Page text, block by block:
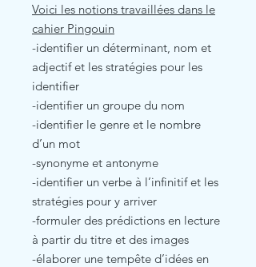
Voici les notions travaillées dans le
cahier Pingouin
-identifier un déterminant, nom et
adjectif et les stratégies pour les
identifier
-identifier un groupe du nom
-identifier le genre et le nombre
d’un mot
-synonyme et antonyme
-identifier un verbe à l’infinitif et les
stratégies pour y arriver
-formuler des prédictions en lecture
à partir du titre et des images
-élaborer une tempête d’idées en